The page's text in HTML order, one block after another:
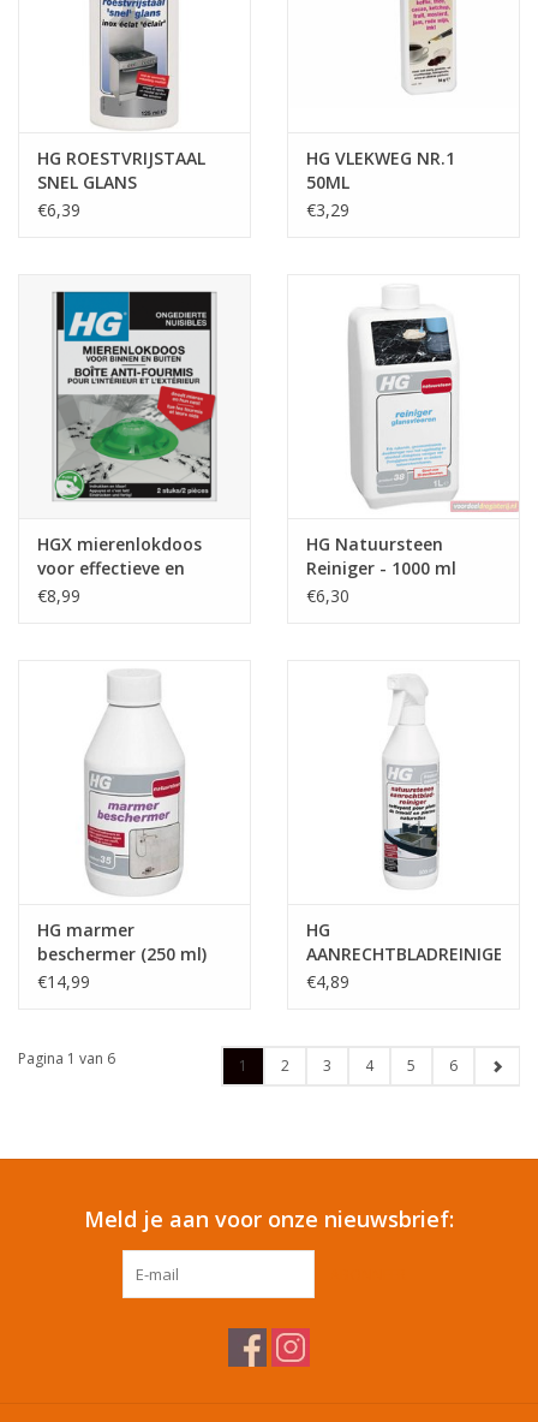
Toon alle producten
HG ROESTVRIJSTAAL
SNEL GLANS
€6,39
HG VLEKWEG NR.1
50ML
€3,29
HGX mierenlokdoos
voor effectieve en
schone bestrijding van
€8,99
HG Natuursteen
Reiniger - 1000 ml
€6,30
HG marmer
beschermer (250 ml)
€14,99
HG
AANRECHTBLADREINIGER
500ML
€4,89
Pagina 1 van 6 1 2 3 4 5 6
Meld je aan voor onze nieuwsbrief: